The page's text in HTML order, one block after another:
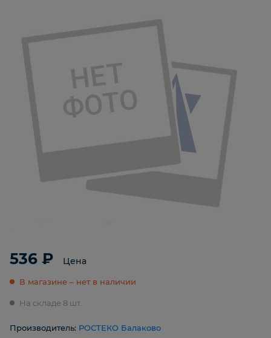
536 ₽ Цена
В магазине – нет в наличии
На складе 8 шт.
Производитель: РОСТЕКО Балаково